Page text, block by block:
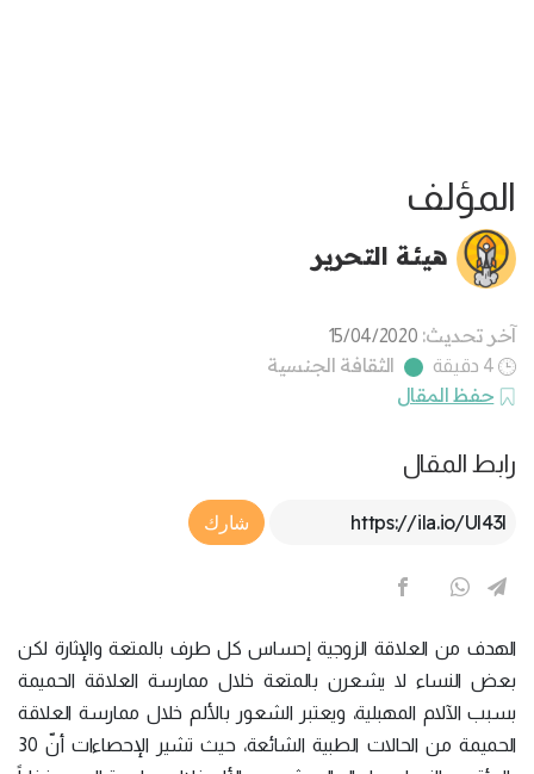
المؤلف
هيئة التحرير
آخر تحديث: 15/04/2020
4 دقيقة
الثقافة الجنسية
حفظ المقال
رابط المقال
Article Link
شارك
الهدف من العلاقة الزوجية إحساس كل طرف بالمتعة والإثارة لكن
بعض النساء لا يشعرن بالمتعة خلال ممارسة العلاقة الحميمة
بسبب الآلام المهبلية، ويعتبر الشعور بالألم خلال ممارسة العلاقة
الحميمة من الحالات الطبية الشائعة، حيث تشير الإحصاءات أنّ 30